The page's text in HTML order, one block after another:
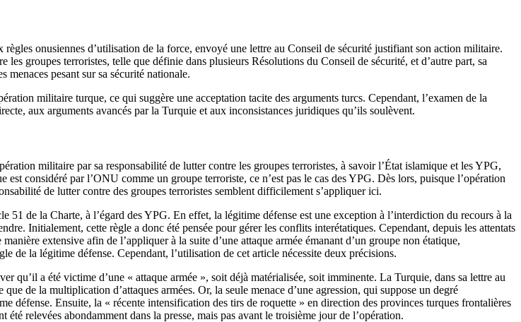
onusiennes d’utilisation de la force, envoyé une lettre au Conseil de sécurité justifiant son action militaire.
groupes terroristes, telle que définie dans plusieurs Résolutions du Conseil de sécurité, et d’autre part, sa
menaces pesant sur sa sécurité nationale.
militaire turque, ce qui suggère une acceptation tacite des arguments turcs. Cependant, l’examen de la
aux arguments avancés par la Turquie et aux inconsistances juridiques qu’ils soulèvent.
militaire par sa responsabilité de lutter contre les groupes terroristes, à savoir l’État islamique et les YPG,
considéré par l’ONU comme un groupe terroriste, ce n’est pas le cas des YPG. Dès lors, puisque l’opération
de lutter contre des groupes terroristes semblent difficilement s’appliquer ici.
51 de la Charte, à l’égard des YPG. En effet, la légitime défense est une exception à l’interdiction du recours à la
Initialement, cette règle a donc été pensée pour gérer les conflits interétatiques. Cependant, depuis les attentats
extensive afin de l’appliquer à la suite d’une attaque armée émanant d’un groupe non étatique,
de la légitime défense. Cependant, l’utilisation de cet article nécessite deux précisions.
qu’il a été victime d’une « attaque armée », soit déjà matérialisée, soit imminente. La Turquie, dans sa lettre au
de la multiplication d’attaques armées. Or, la seule menace d’une agression, qui suppose un degré
défense. Ensuite, la « récente intensification des tirs de roquette » en direction des provinces turques frontalières
relevées abondamment dans la presse, mais pas avant le troisième jour de l’opération.